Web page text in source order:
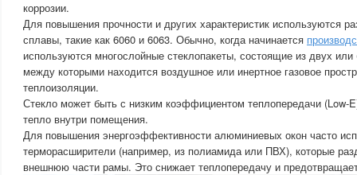
коррозии.
Для повышения прочности и других характеристик используются
сплавы, такие как 6060 и 6063. Обычно, когда начинается
используются многослойные стеклопакеты, состоящие из двух
между которыми находится воздушное или инертное газовое
теплоизоляции.
Стекло может быть с низким коэффициентом теплопередачи (Low-
тепло внутри помещения.
Для повышения энергоэффективности алюминиевых окон часто
терморасширители (например, из полиамида или ПВХ), которые
внешнюю части рамы. Это снижает теплопередачу и